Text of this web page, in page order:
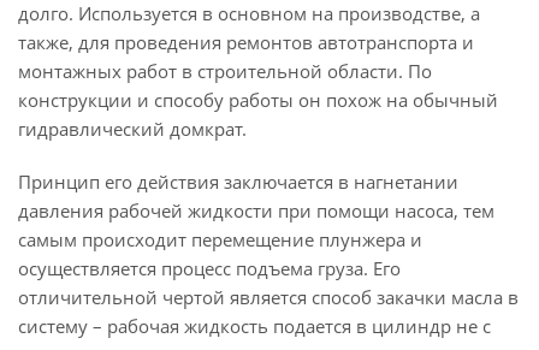
долго. Используется в основном на производстве, а
также, для проведения ремонтов автотранспорта и
монтажных работ в строительной области. По
конструкции и способу работы он похож на обычный
гидравлический домкрат.
Принцип его действия заключается в нагнетании
давления рабочей жидкости при помощи насоса, тем
самым происходит перемещение плунжера и
осуществляется процесс подъема груза. Его
отличительной чертой является способ закачки масла в
систему – рабочая жидкость подается в цилиндр не с